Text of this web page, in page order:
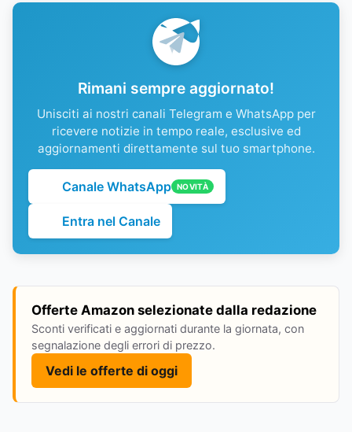
Rimani sempre aggiornato!
Unisciti ai nostri canali Telegram e WhatsApp per
ricevere notizie in tempo reale, esclusive ed
aggiornamenti direttamente sul tuo smartphone.
Canale WhatsApp NOVITÀ
Entra nel Canale
Offerte Amazon selezionate dalla redazione
Sconti verificati e aggiornati durante la giornata, con
segnalazione degli errori di prezzo.
Vedi le offerte di oggi